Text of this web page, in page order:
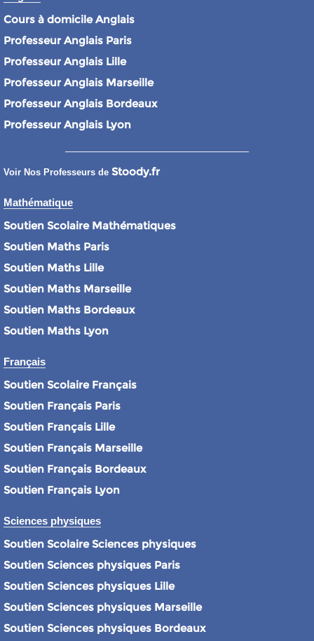
Cours à domicile Anglais
Professeur Anglais Paris
Professeur Anglais Lille
Professeur Anglais Marseille
Professeur Anglais Bordeaux
Professeur Anglais Lyon
Voir Nos Professeurs de Stoody.fr
Mathématique
Soutien Scolaire Mathématiques
Soutien Maths Paris
Soutien Maths Lille
Soutien Maths Marseille
Soutien Maths Bordeaux
Soutien Maths Lyon
Français
Soutien Scolaire Français
Soutien Français Paris
Soutien Français Lille
Soutien Français Marseille
Soutien Français Bordeaux
Soutien Français Lyon
Sciences physiques
Soutien Scolaire Sciences physiques
Soutien Sciences physiques Paris
Soutien Sciences physiques Lille
Soutien Sciences physiques Marseille
Soutien Sciences physiques Bordeaux